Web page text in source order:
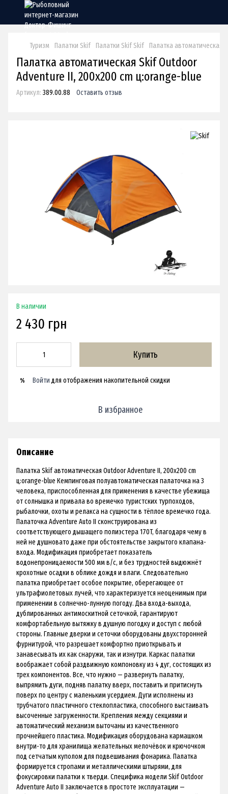
Туризм Палатки Skif Палатки Skif Skif Палатка автоматическая
Палатка автоматическая Skif Outdoor
Adventure II, 200x200 cm ц:orange-blue
Артикул: 389.00.88 Оставить отзыв
В наличии
2 430 грн
Купить
% Войти для отображения накопительной скидки
В избранное
Описание
Палатка Skif автоматическая Outdoor Adventure II, 200x200 cm
ц:orange-blue Кемпинговая полуавтоматическая палаточка на 3
человека, приспособленная для применения в качестве убежища
от солнышка и привала во времечко туристских турпоходов,
рыбалочки, охоты и релакса на сущности в тёплое времечко года.
Палаточка Adventure Auto II сконструирована из
соответствующего дышащего полиэстера 170T, благодаря чему в
ней не душновато даже при обстоятельстве закрытого клапана-
входа. Модификация приобретает показатель
водонепроницаемости 500 мм в/с, и без трудностей выдюжнёт
крохотные осадки в облике дождя и влаги. Следовательно
палатка приобретает особое покрытие, оберегающее от
ультрафиолетовых лучей, что характеризуется неоценимым при
применении в солнечно-лунную погоду. Два входа-выхода,
дублированных антимоскитной сеточкой, гарантируют
комфортабельную вытяжку в душную погодку и доступ с любой
стороны. Главные дверки и сеточки оборудованы двухсторонней
фурнитурой, что разрешает комфортно приоткрывать и
занавесывать их как снаружи, так и изнутри. Каркас палатки
воображает собой раздвижную компоновку из 4 дуг, состоящих из
трех компонентов. Все, что нужно — развернуть палатку,
выпрямить дуги, подняв палатку вверх, поставить и притиснуть
поверх по центру с маленьким усердием. Дуги исполнены из
трубчатого пластичного стеклопластика, способного выстаивать
высоченные загруженности. Крепления между секциями и
автоматический механизм выточаны из качественного
прочнейшего пластика. Модификация оборудована кармашком
внутри-то для хранилища желательных мелочёвок и крючочком
под сетчатым куполом для подвешивания фонарика. Палатка
формируется стропами и металлическими штырями, для
фокусировки палатки к тверди. Специфика модели Skif Outdoor
Adventure Auto II заключается в простоте эксплуатации —